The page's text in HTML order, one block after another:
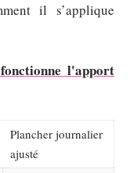
il s’applique
l'apport
Plancher journalier
ajusté